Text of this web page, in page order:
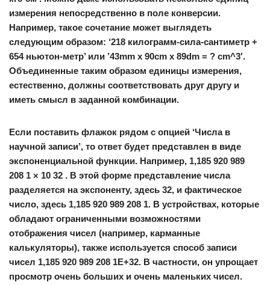
измерения непосредственно в поле конверсии.
Например, такое сочетание может выглядеть
следующим образом: ‘218 килограмм-сила-сантиметр +
654 ньютон-метр’ или ’43mm x 90cm x 89dm = ? cm^3′.
Объединенные таким образом единицы измерения,
естественно, должны соответствовать друг другу и
иметь смысл в заданной комбинации.
Если поставить флажок рядом с опцией ‘Числа в
научной записи’, то ответ будет представлен в виде
экспоненциальной функции. Например, 1,185 920 989
208 1 × 10 32 . В этой форме представление числа
разделяется на экспоненту, здесь 32, и фактическое
число, здесь 1,185 920 989 208 1. В устройствах, которые
обладают ограниченными возможностями
отображения чисел (например, карманные
калькуляторы), также используется способ записи
чисел 1,185 920 989 208 1E+32. В частности, он упрощает
просмотр очень больших и очень маленьких чисел.